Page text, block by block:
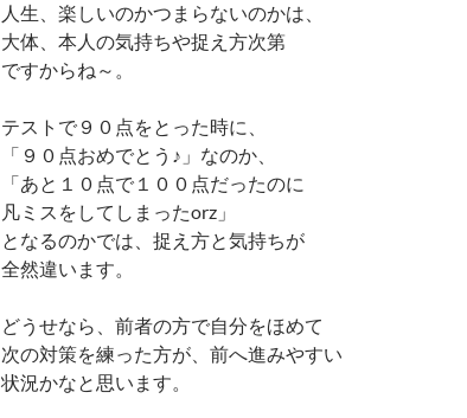
人生、楽しいのかつまらないのかは、
大体、本人の気持ちや捉え方次第
ですからね～。
テストで９０点をとった時に、
「９０点おめでとう♪」なのか、
「あと１０点で１００点だったのに
凡ミスをしてしまったorz」
となるのかでは、捉え方と気持ちが
全然違います。
どうせなら、前者の方で自分をほめて
次の対策を練った方が、前へ進みやすい
状況かなと思います。